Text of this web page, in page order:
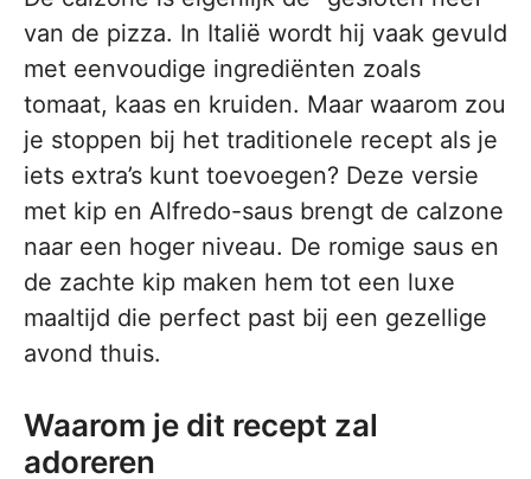
van de pizza. In Italië wordt hij vaak gevuld
met eenvoudige ingrediënten zoals
tomaat, kaas en kruiden. Maar waarom zou
je stoppen bij het traditionele recept als je
iets extra’s kunt toevoegen? Deze versie
met kip en Alfredo-saus brengt de calzone
naar een hoger niveau. De romige saus en
de zachte kip maken hem tot een luxe
maaltijd die perfect past bij een gezellige
avond thuis.
Waarom je dit recept zal
adoreren